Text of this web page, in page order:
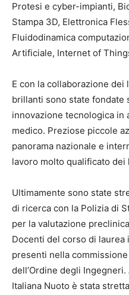
Protesi e cyber-impianti,
Stampa 3D, Elettronica
Fluidodinamica
Artificiale, Internet of
E con la collaborazione
brillanti sono state fondate
innovazione tecnologica in
medico. Preziose piccole
panorama nazionale e
lavoro molto qualificato
Ultimamente sono state
di ricerca con la Polizia di
per la valutazione
Docenti del corso di laurea
presenti nella
dell’Ordine degli
Italiana Nuoto è stata